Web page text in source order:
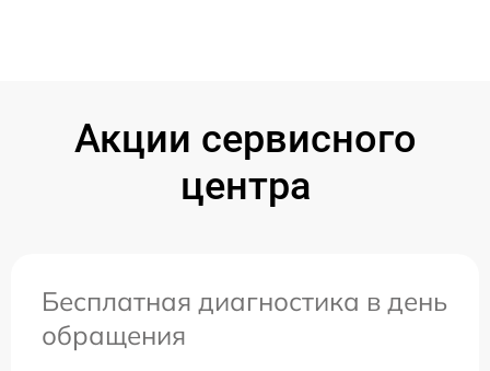
Акции сервисного
центра
Бесплатная диагностика в день
обращения